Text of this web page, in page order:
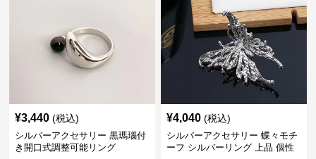
¥3,440 (税込)
シルバーアクセサリー 黒瑪瑙付
き開口式調整可能リング
¥4,040 (税込)
シルバーアクセサリー 蝶々モチ
ーフ シルバーリング 上品 個性